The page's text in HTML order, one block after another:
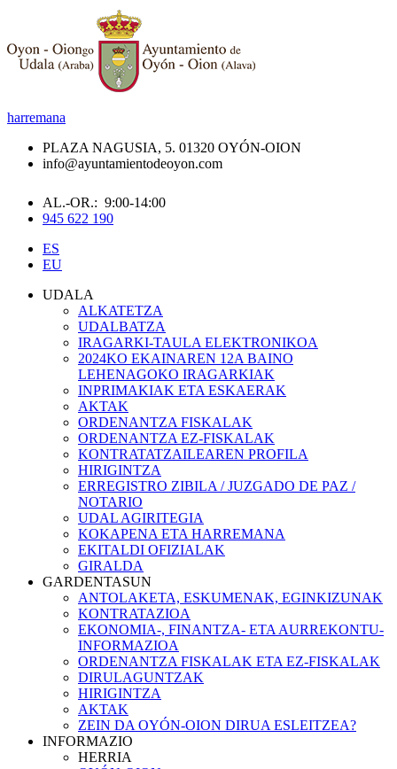
harremana
PLAZA NAGUSIA, 5. 01320 OYÓN-OION
info@ayuntamientodeoyon.com
AL.-OR.: 9:00-14:00
945 622 190
ES
EU
UDALA
ALKATETZA
UDALBATZA
IRAGARKI-TAULA ELEKTRONIKOA
2024KO EKAINAREN 12A BAINO
LEHENAGOKO IRAGARKIAK
INPRIMAKIAK ETA ESKAERAK
AKTAK
ORDENANTZA FISKALAK
ORDENANTZA EZ-FISKALAK
KONTRATATZAILEAREN PROFILA
HIRIGINTZA
ERREGISTRO ZIBILA / JUZGADO DE PAZ /
NOTARIO
UDAL AGIRITEGIA
KOKAPENA ETA HARREMANA
EKITALDI OFIZIALAK
GIRALDA
GARDENTASUN
ANTOLAKETA, ESKUMENAK, EGINKIZUNAK
KONTRATAZIOA
EKONOMIA-, FINANTZA- ETA AURREKONTU-
INFORMAZIOA
ORDENANTZA FISKALAK ETA EZ-FISKALAK
DIRULAGUNTZAK
HIRIGINTZA
AKTAK
ZEIN DA OYÓN-OION DIRUA ESLEITZEA?
INFORMAZIO
HERRIA